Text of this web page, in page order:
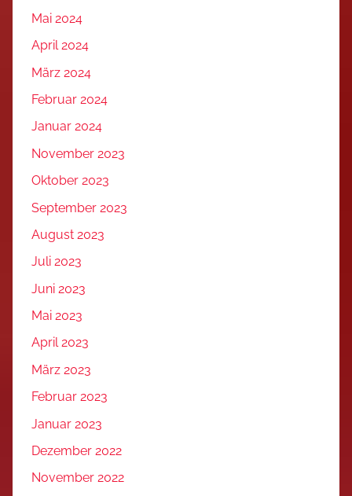
Mai 2024
April 2024
März 2024
Februar 2024
Januar 2024
November 2023
Oktober 2023
September 2023
August 2023
Juli 2023
Juni 2023
Mai 2023
April 2023
März 2023
Februar 2023
Januar 2023
Dezember 2022
November 2022